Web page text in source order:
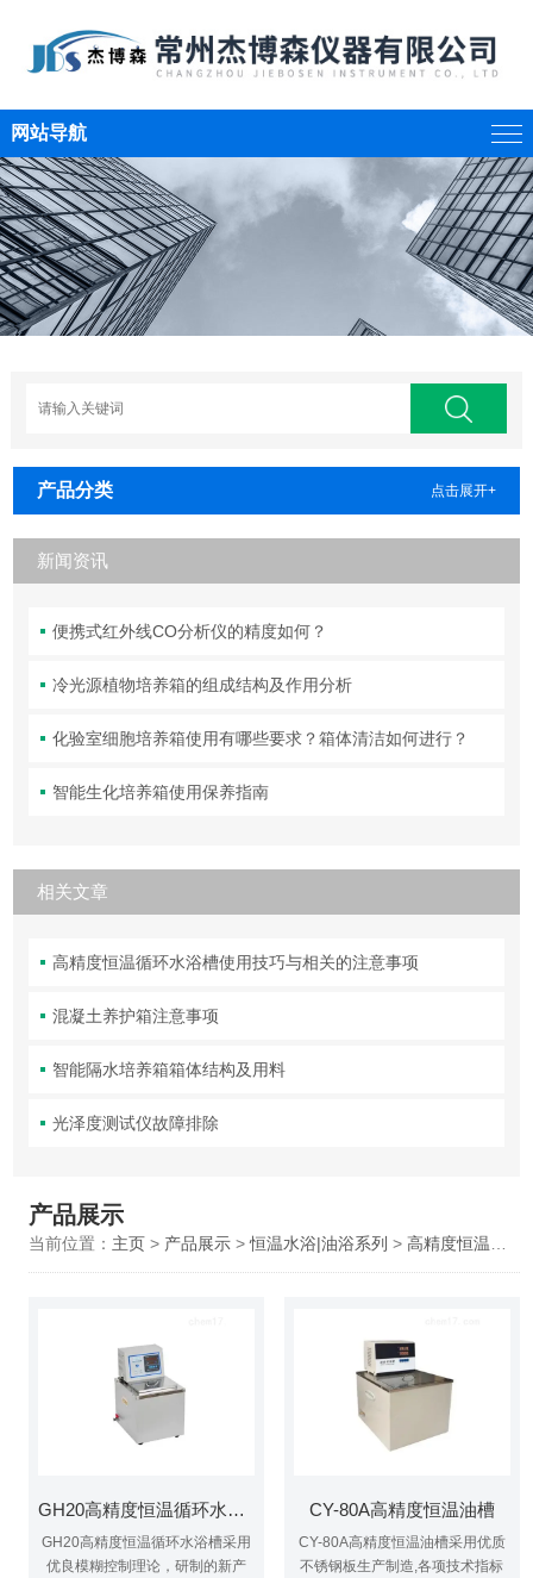
网站导航
产品分类 点击展开+
新闻资讯
便携式红外线CO分析仪的精度如何？
冷光源植物培养箱的组成结构及作用分析
化验室细胞培养箱使用有哪些要求？箱体清洁如何进行？
智能生化培养箱使用保养指南
相关文章
高精度恒温循环水浴槽使用技巧与相关的注意事项
混凝土养护箱注意事项
智能隔水培养箱箱体结构及用料
光泽度测试仪故障排除
产品展示
当前位置： 主页> 产品展示>恒温水浴|油浴系列 > 高精度恒温水浴
GH20高精度恒温循环水浴槽
GH20高精度恒温循环水浴槽采用
优良模糊控制理论，研制的新产
CY-80A高精度恒温油槽
CY-80A高精度恒温油槽采用优质
不锈钢板生产制造,各项技术指标